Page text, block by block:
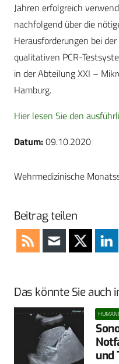
Jahren erfolgreich
nachfolgend über die
Herausforderungen bei
qualitativen PCR-
in der Abteilung XXI –
Hamburg.
Hier lesen Sie den
Datum:09.10.2020
Wehrmedizinische
Beitrag teilen
Das könnte Sie auch
und